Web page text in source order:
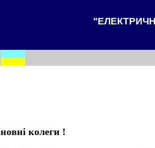
колеги !